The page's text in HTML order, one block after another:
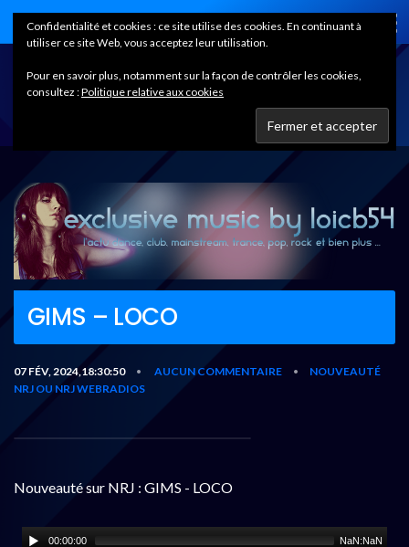
Home
GIMS – LOCO
07 FÉV, 2024,18:30:50 • AUCUN COMMENTAIRE •
NOUVEAUTÉ
NRJ OU NRJ WEBRADIOS
Nouveauté sur NRJ : GIMS - LOCO
00:00:00 NaN:NaN
Confidentialité et cookies : ce site utilise des cookies. En continuant à
utiliser ce site Web, vous acceptez leur utilisation.
Pour en savoir plus, notamment sur la façon de contrôler les cookies,
consultez :Politique relative aux cookies